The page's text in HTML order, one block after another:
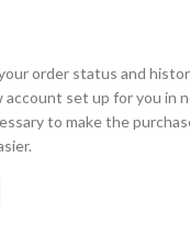
order status and
account set up for you in
to make the